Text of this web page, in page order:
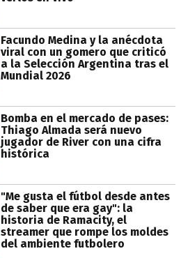
Facundo Medina y la anécdota
viral con un gomero que criticó
a la Selección Argentina tras el
Mundial 2026
Bomba en el mercado de pases:
Thiago Almada será nuevo
jugador de River con una cifra
histórica
"Me gusta el fútbol desde antes
de saber que era gay": la
historia de Ramacity, el
streamer que rompe los moldes
del ambiente futbolero